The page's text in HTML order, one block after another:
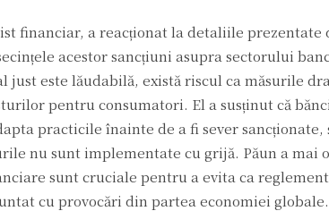
financiar, a reacționat la detaliile prezentate
acestor sancțiuni asupra sectorului
este lăudabilă, există riscul ca măsurile
pentru consumatori. El a susținut că
practicile înainte de a fi sever
nu sunt implementate cu grijă. Păun a mai
sunt cruciale pentru a evita ca
cu provocări din partea economiei globale.